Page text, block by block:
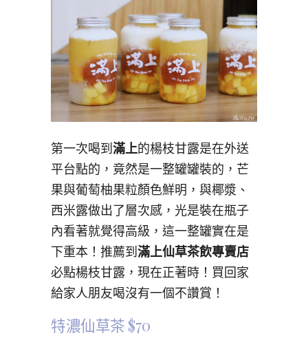
第一次喝到 滿上的楊枝甘露是在外送
平台點的，竟然是一整罐罐裝的，芒
果與葡萄柚果粒顏色鮮明，與椰漿、
西米露做出了層次感，光是裝在瓶子
內看著就覺得高級，這一整罐實在是
下重本！推薦到 滿上仙草茶飲專賣店
必點楊枝甘露，現在正著時！買回家
給家人朋友喝沒有一個不讚賞！
特濃仙草茶 $70